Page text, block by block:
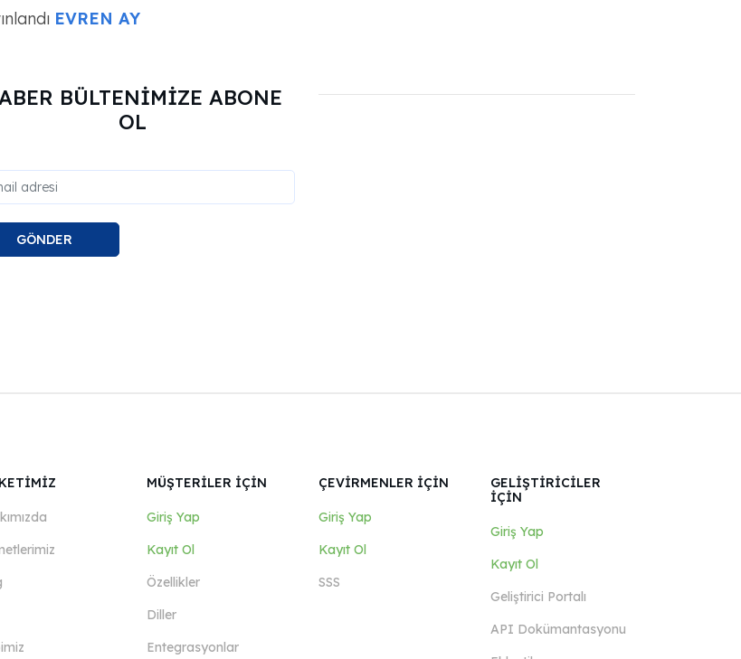
EVREN AY
BÜLTENİMİZE ABONE
OL
GÖNDER
MÜŞTERİLER İÇİN
Giriş Yap
Kayıt Ol
Özellikler
Diller
Entegrasyonlar
ÇEVİRMENLER İÇİN
Giriş Yap
Kayıt Ol
SSS
GELİŞTİRİCİLER
İÇİN
Giriş Yap
Kayıt Ol
Geliştirici Portalı
API Dokümantasyonu